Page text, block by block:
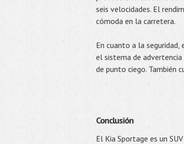
seis velocidades. El
cómoda en la carretera.
En cuanto a la
el sistema de
de punto ciego. También
Conclusión
El Kia Sportage es un